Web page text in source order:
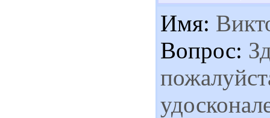
Имя:
Вопрос: